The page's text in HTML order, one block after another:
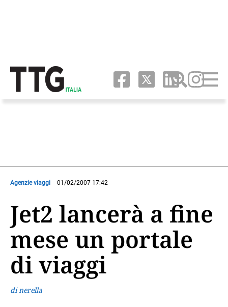
Agenzie viaggi 01/02/2007 17:42
Jet2 lancerà a fine
mese un portale
di viaggi
di nerella